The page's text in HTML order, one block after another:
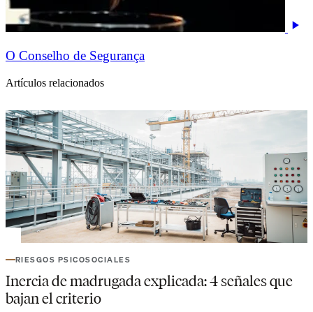
O Conselho de Segurança
Artículos relacionados
RIESGOS PSICOSOCIALES
Inercia de madrugada explicada: 4 señales que
bajan el criterio